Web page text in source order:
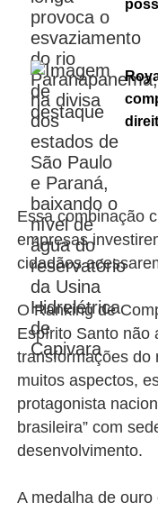
Essa combinação
empresas
cidadãos
O Ranking de
Espírito Santo não
transformações do
muitos aspectos,
protagonista
brasileira” com
desenvolvimento.
A medalha de